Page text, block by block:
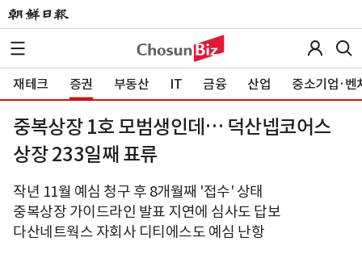
재테크 증권 부동산 IT 금융 산업 중소기업·벤
중복상장 1호 모범생인데… 덕산넵코어스
상장 233일째 표류
작년 11월 예심 청구 후 8개월째 '접수' 상태
중복상장 가이드라인 발표 지연에 심사도 답보
다산네트웍스 자회사 디티에스도 예심 난항